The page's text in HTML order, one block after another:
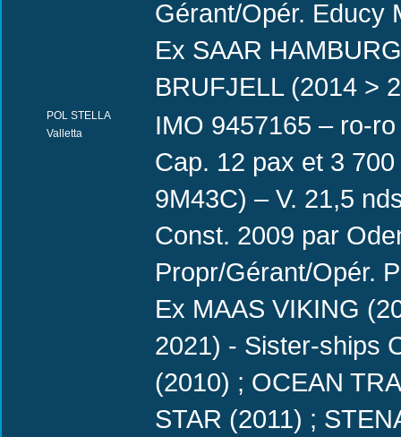
Gérant/Opér. Educy
Ex SAAR
BRUFJELL (2014 >
POL STELLA
Valletta
IMO 9457165 – ro-
Cap. 12 pax et 3
9M43C) – V. 21,5
Const. 2009 par
Propr/Gérant/Opér.
Ex MAAS VIKING
2021) - Sister-ships
(2010) ; OCEAN
STAR (2011) ;